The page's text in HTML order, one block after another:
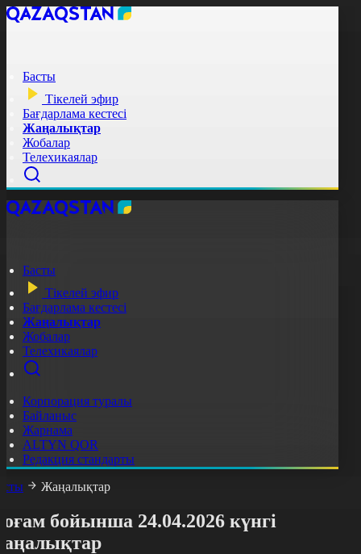
Басты
Тікелей эфир
Бағдарлама кестесі
Жаңалықтар
Жобалар
Телехикаялар
Басты
Тікелей эфир
Бағдарлама кестесі
Жаңалықтар
Жобалар
Телехикаялар
Корпорация туралы
Байланыс
Жарнама
ALTYN QOR
Редакция стандарты
Жаңалықтар
бойынша 24.04.2026 күнгі